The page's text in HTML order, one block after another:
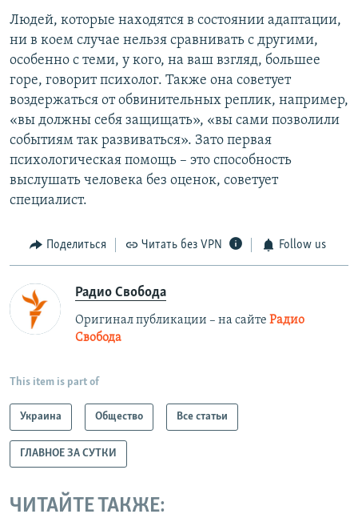
Людей, которые находятся в состоянии адаптации,
ни в коем случае нельзя сравнивать с другими,
особенно с теми, у кого, на ваш взгляд, большее
горе, говорит психолог. Также она советует
воздержаться от обвинительных реплик, например,
«вы должны себя защищать», «вы сами позволили
событиям так развиваться». Зато первая
психологическая помощь – это способность
выслушать человека без оценок, советует
специалист.
Поделиться Читать без VPN Follow us
Радио Свобода
Оригинал публикации – на сайте Радио
Свобода
This item is part of
Украина Общество Все статьи
ГЛАВНОЕ ЗА СУТКИ
ЧИТАЙТЕ ТАКЖЕ: